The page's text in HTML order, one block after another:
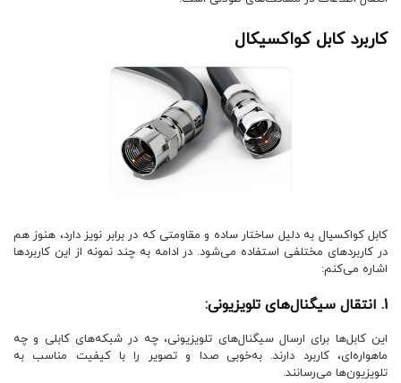
کاربرد کابل کواکسیکال
کابل کواکسیال به دلیل ساختار ساده و مقاومتی که در برابر نویز دارد، هنوز هم
در کاربردهای مختلفی استفاده می‌شود. در ادامه به چند نمونه از این کاربردها
اشاره می‌کنم:
1. انتقال سیگنال‌های تلویزیونی:
این کابل‌ها برای ارسال سیگنال‌های تلویزیونی، چه در شبکه‌های کابلی و چه
ماهواره‌ای، کاربرد دارند. به‌خوبی صدا و تصویر را با کیفیت مناسب به
تلویزیون‌ها می‌رسانند.